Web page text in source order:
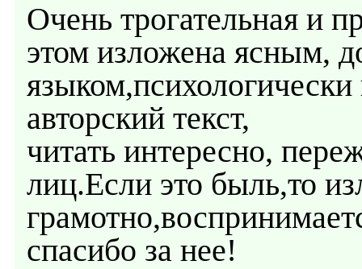
Очень трогательная и
этом изложена ясным,
авторский текст,
читать интересно,
лиц.Если это быль,то
спасибо за нее!